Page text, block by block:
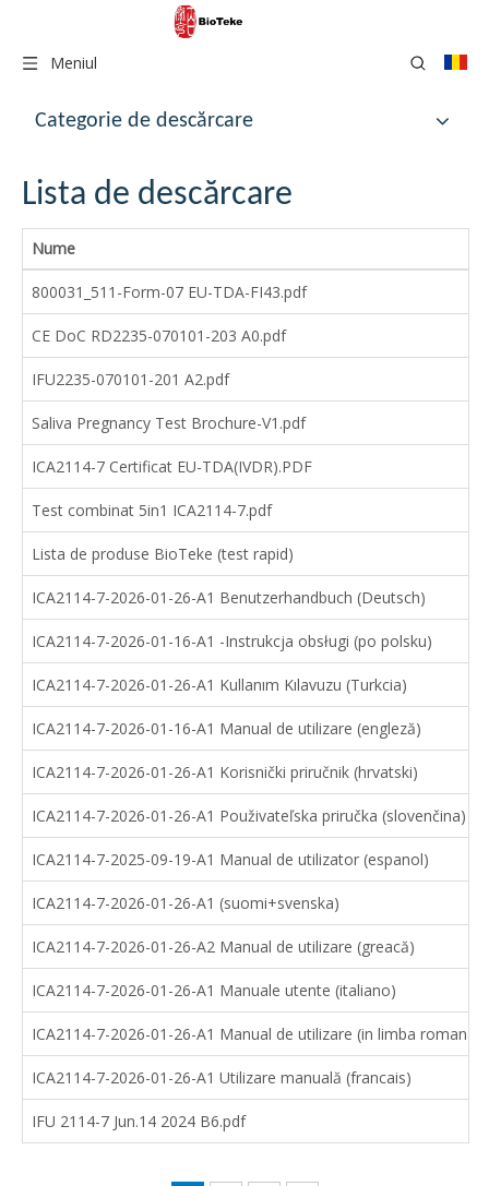
Meniul
Categorie de descărcare
Lista de descărcare
Nume
800031_511-Form-07 EU-TDA-FI43.pdf
CE DoC RD2235-070101-203 A0.pdf
IFU2235-070101-201 A2.pdf
Saliva Pregnancy Test Brochure-V1.pdf
ICA2114-7 Certificat EU-TDA(IVDR).PDF
Test combinat 5in1 ICA2114-7.pdf
Lista de produse BioTeke (test rapid)
ICA2114-7-2026-01-26-A1 Benutzerhandbuch (Deutsch)
ICA2114-7-2026-01-16-A1 -Instrukcja obsługi (po polsku)
ICA2114-7-2026-01-26-A1 Kullanım Kılavuzu (Turkcia)
ICA2114-7-2026-01-16-A1 Manual de utilizare (engleză)
ICA2114-7-2026-01-26-A1 Korisnički priručnik (hrvatski)
ICA2114-7-2026-01-26-A1 Použivateľska priručka (slovenčina)
ICA2114-7-2025-09-19-A1 Manual de utilizator (espanol)
ICA2114-7-2026-01-26-A1 (suomi+svenska)
ICA2114-7-2026-01-26-A2 Manual de utilizare (greacă)
ICA2114-7-2026-01-26-A1 Manuale utente (italiano)
ICA2114-7-2026-01-26-A1 Manual de utilizare (in limba romana)
ICA2114-7-2026-01-26-A1 Utilizare manuală (francais)
IFU 2114-7 Jun.14 2024 B6.pdf